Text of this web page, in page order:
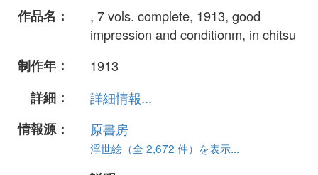
作品名：
, 7 vols. complete, 1913, good
impression and conditionm, in chitsu
制作年：
1913
詳細：
詳細情報...
情報源：
原書房
浮世絵（全 2,672 件）を表示...